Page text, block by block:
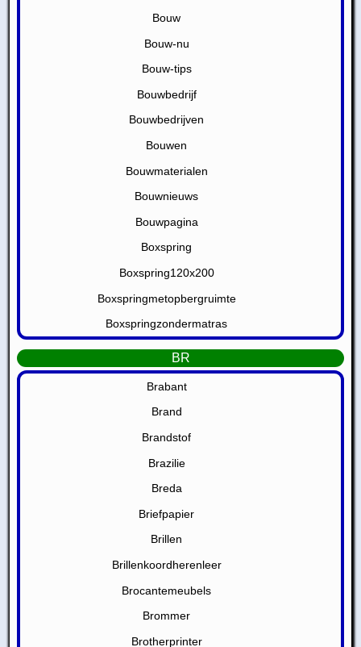
Bouw
Bouw-nu
Bouw-tips
Bouwbedrijf
Bouwbedrijven
Bouwen
Bouwmaterialen
Bouwnieuws
Bouwpagina
Boxspring
Boxspring120x200
Boxspringmetopbergruimte
Boxspringzondermatras
BR
Brabant
Brand
Brandstof
Brazilie
Breda
Briefpapier
Brillen
Brillenkoordherenleer
Brocantemeubels
Brommer
Brotherprinter